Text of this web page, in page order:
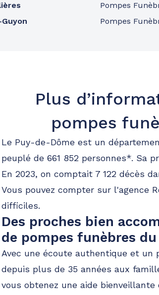
Pompes
Pompes
Plus
pompes
Le Puy-de-Dôme est un
peuplé de 661 852 personnes*. Sa
En 2023, on comptait 7 122 décès
Vous pouvez compter sur l'agence
difficiles.
Des proches bien
de pompes funèbres
Avec une écoute authentique et un
depuis plus de 35 années aux
vous obtenez une aide